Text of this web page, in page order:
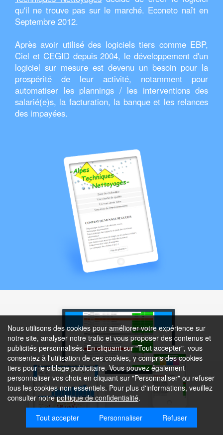
Nous utilisons des cookies pour améliorer votre expérience sur
notre site, analyser notre trafic et vous proposer des contenus et
publicités personnalisés. En cliquant sur "Tout accepter", vous
consentez à l'utilisation de ces cookies, y compris des cookies
tiers pour le ciblage publicitaire. Vous pouvez également
personnaliser vos choix en cliquant sur "Personnaliser" ou refuser
tous les cookies non essentiels. Pour plus d'informations, veuillez
consulter notrepolitique de confidentialité.
Tout accepter
Personnaliser Refuser
qu'il ne trouve pas sur le marché. Econeto naît en
Septembre 2012.
Après avoir utilisé des logiciels tiers comme EBP,
Ciel et CEGID depuis 2004, le développement d'un
logiciel sur mesure est devenu un besoin pour la
prospérité de leur activité, notamment pour
automatiser les plannings / les interventions des
salarié(e)s, la facturation, la banque et les relances
des impayées.